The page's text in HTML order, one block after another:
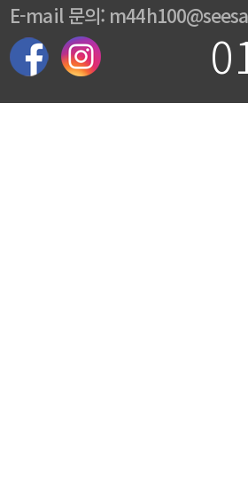
E-mail 문의: